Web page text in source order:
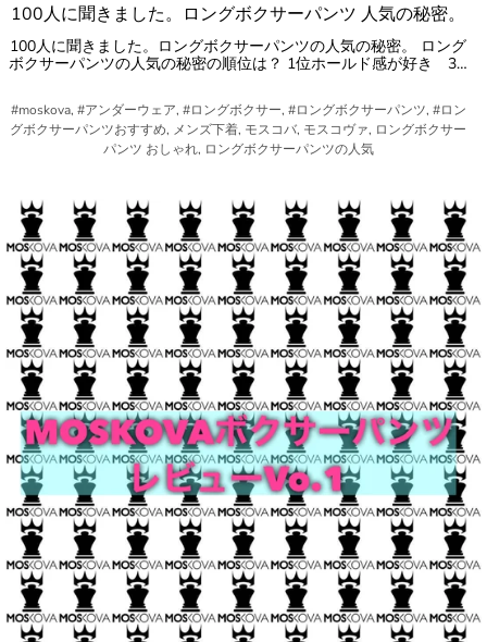
100人に聞きました。ロングボクサーパンツ 人気の秘密。
100人に聞きました。ロングボクサーパンツの人気の秘密。 ロング
ボクサーパンツの人気の秘密の順位は？ 1位ホールド感が好き 3…
#moskova, #アンダーウェア, #ロングボクサー, #ロングボクサーパンツ, #ロン
グボクサーパンツおすすめ, メンズ下着, モスコバ, モスコヴァ, ロングボクサー
パンツ おしゃれ, ロングボクサーパンツの人気